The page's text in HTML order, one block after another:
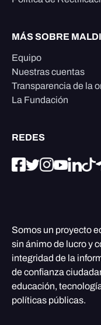
MÁS SOBRE
Equipo
Nuestras cuentas
Transparencia de la
La Fundación
REDES
Somos un proyecto
sin ánimo de lucro y
integridad de la
de confianza
educación,
políticas públicas.